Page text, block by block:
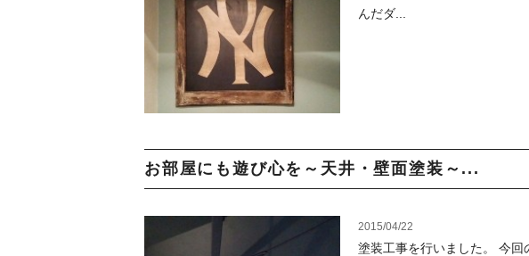
んだダ...
お部屋にも遊び心を～天井・壁面塗装～...
2015/04/22
塗装工事を行いました。 今